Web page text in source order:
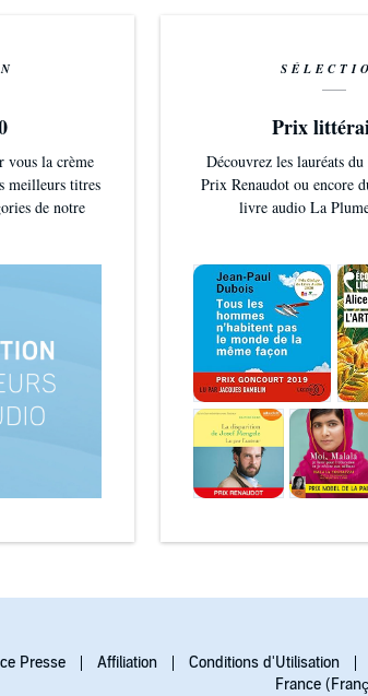
vous la crème
meilleurs titres
de notre
Prix
Découvrez les lauréats
Prix Renaudot ou encore
livre audio La
Presse Affiliation Conditions d'Utilisation
France